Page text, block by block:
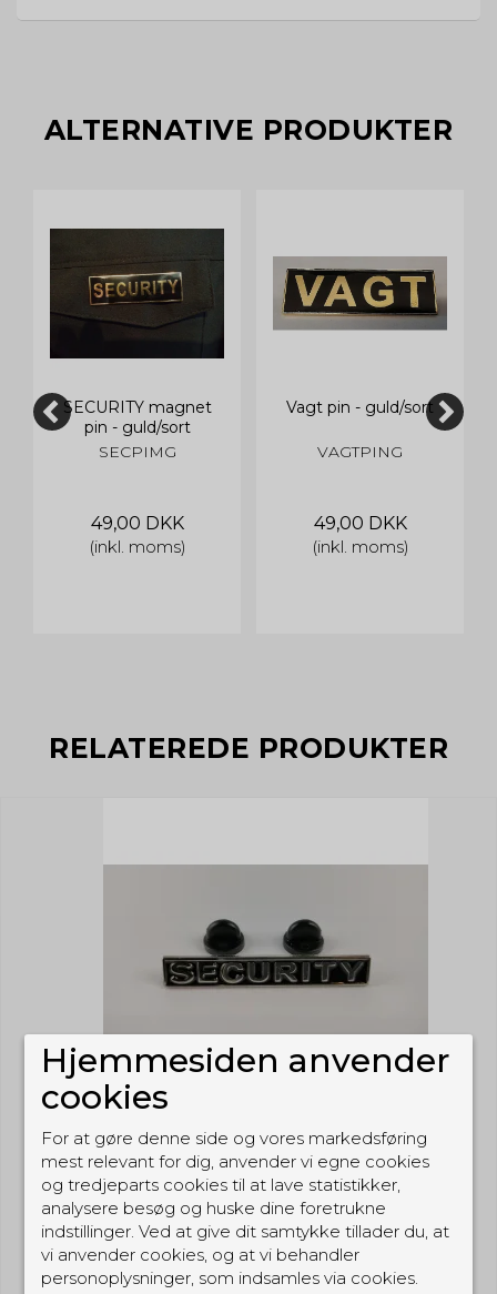
ALTERNATIVE PRODUKTER
SECURITY magnet
pin - guld/sort
SECPIMG
49,00 DKK
(inkl. moms)
Vagt pin - guld/sort
VAGTPING
49,00 DKK
(inkl. moms)
RELATEREDE PRODUKTER
Hjemmesiden anvender
cookies
For at gøre denne side og vores markedsføring
mest relevant for dig, anvender vi egne cookies
og tredjeparts cookies til at lave statistikker,
analysere besøg og huske dine foretrukne
indstillinger. Ved at give dit samtykke tillader du, at
vi anvender cookies, og at vi behandler
personoplysninger, som indsamles via cookies.